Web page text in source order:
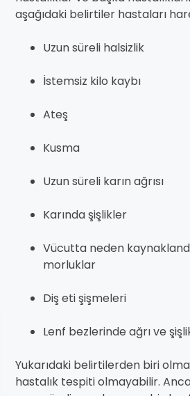
aşağıdaki belirtiler hastaları
Uzun süreli halsizlik
İstemsiz kilo kaybı
Ateş
Kusma
Uzun süreli karın ağrısı
Karında şişlikler
Vücutta neden
morluklar
Diş eti şişmeleri
Lenf bezlerinde ağrı ve
Yukarıdaki belirtilerden biri
hastalık tespiti olmayabilir.